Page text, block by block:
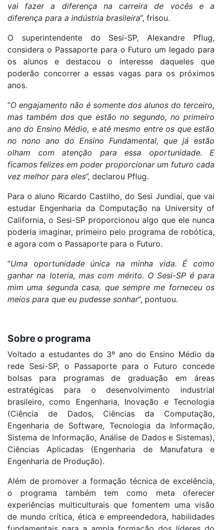
vai fazer a diferença na carreira de vocês e a
diferença para a indústria brasileira”, frisou.
O superintendente do Sesi-SP, Alexandre Pflug,
considera o Passaporte para o Futuro um legado para
os alunos e destacou o interesse daqueles que
poderão concorrer a essas vagas para os próximos
anos.
“O engajamento não é somente dos alunos do terceiro,
mas também dos que estão no segundo, no primeiro
ano do Ensino Médio, e até mesmo entre os que estão
no nono ano do Ensino Fundamental, que já estão
olham com atenção para essa oportunidade. E
ficamos felizes em poder proporcionar um futuro cada
vez melhor para eles”, declarou Pflug.
Para o aluno Ricardo Castilho, do Sesi Jundiaí, que vai
estudar Engenharia da Computação na University of
California, o Sesi-SP proporcionou algo que ele nunca
poderia imaginar, primeiro pelo programa de robótica,
e agora com o Passaporte para o Futuro.
“Uma oportunidade única na minha vida. É como
ganhar na loteria, mas com mérito. O Sesi-SP é para
mim uma segunda casa, que sempre me forneceu os
meios para que eu pudesse sonhar”, pontuou.
Sobre o programa
Voltado a estudantes do 3º ano do Ensino Médio da
rede Sesi-SP, o Passaporte para o Futuro concede
bolsas para programas de graduação em áreas
estratégicas para o desenvolvimento industrial
brasileiro, como Engenharia, Inovação e Tecnologia
(Ciência de Dados, Ciências da Computação,
Engenharia de Software, Tecnologia da Informação,
Sistema de Informação, Análise de Dados e Sistemas),
Ciências Aplicadas (Engenharia de Manufatura e
Engenharia de Produção).
Além de promover a formação técnica de excelência,
o programa também tem como meta oferecer
experiências multiculturais que fomentem uma visão
de mundo crítica, ética e empreendedora, habilidades